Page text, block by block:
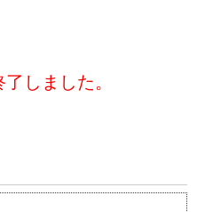
しました。